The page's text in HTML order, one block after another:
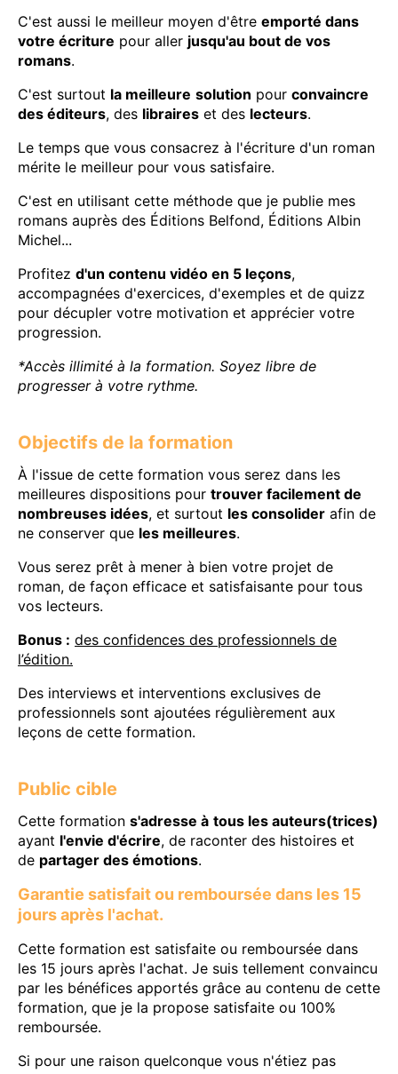
C'est aussi le meilleur moyen d'être emporté dans
votre écriture pour aller jusqu'au bout de vos
romans.
C'est surtout la meilleure solution pour convaincre
des éditeurs, des libraires et des lecteurs.
Le temps que vous consacrez à l'écriture d'un roman
mérite le meilleur pour vous satisfaire.
C'est en utilisant cette méthode que je publie mes
romans auprès des Éditions Belfond, Éditions Albin
Michel...
Profitez d'un contenu vidéo en 5 leçons,
accompagnées d'exercices, d'exemples et de quizz
pour décupler votre motivation et apprécier votre
progression.
*Accès illimité à la formation. Soyez libre de
progresser à votre rythme.
Objectifs de la formation
À l'issue de cette formation vous serez dans les
meilleures dispositions pour trouver facilement de
nombreuses idées, et surtout les consolider afin de
ne conserver que les meilleures.
Vous serez prêt à mener à bien votre projet de
roman, de façon efficace et satisfaisante pour tous
vos lecteurs.
Bonus : des confidences des professionnels de
l’édition.
Des interviews et interventions exclusives de
professionnels sont ajoutées régulièrement aux
leçons de cette formation.
Public cible
Cette formation s'adresse à tous les auteurs(trices)
ayant l'envie d'écrire, de raconter des histoires et
de partager des émotions.
Garantie satisfait ou remboursée dans les 15
jours après l'achat.
Cette formation est satisfaite ou remboursée dans
les 15 jours après l'achat. Je suis tellement convaincu
par les bénéfices apportés grâce au contenu de cette
formation, que je la propose satisfaite ou 100%
remboursée.
Si pour une raison quelconque vous n'étiez pas